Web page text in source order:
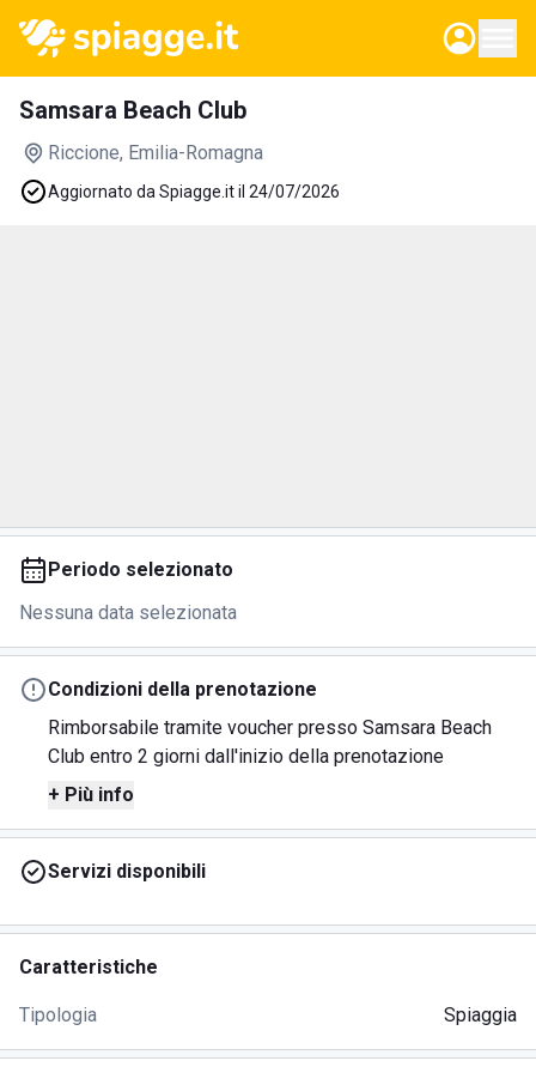
Samsara Beach Club
Riccione, Emilia-Romagna
Aggiornato da Spiagge.it il 24/07/2026
Periodo selezionato
Nessuna data selezionata
Condizioni della prenotazione
Rimborsabile tramite voucher presso Samsara Beach
Club entro 2 giorni dall'inizio della prenotazione
+ Più info
Servizi disponibili
Caratteristiche
Tipologia Spiaggia